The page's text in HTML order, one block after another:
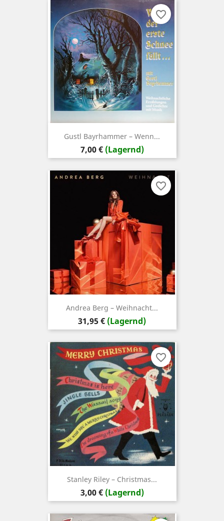
Gustl Bayrhammer ‎– Wenn...
Preis
7,00 € (Lagernd)
favorite_border
Andrea Berg – Weihnacht...
Preis
31,95 € (Lagernd)
favorite_border
Stanley Riley – Christmas...
Preis
3,00 € (Lagernd)
favorite_border